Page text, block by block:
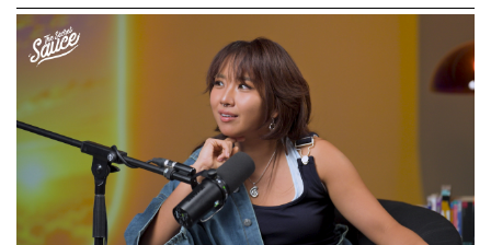
หาคำตอบการสร้างแบรนด์ให้เรียบง่ายแต่น่าจดจำ ไป
กับบั๊บ-วีรวรรธน์ ชินพิลาศ ประธานเจ้าหน้าที่บริหาร
และครีเอทีฟไดเรกเตอร์ AIMER บนเวที YOUNG
ENTREPRENEUR STAGE งาน The Secret Sauce
Summit 2025 วันที่ 16-17 กันยายน 2568
บอสอนุมัติ! เพื่อนพร้อม! เหลือแค่กดซื้อบัตร 🎟️
https://www.zipeventapp.com/e/The-Secret-Sauce-S
ummit-2025?ref=Key-Takeaway-AIMER